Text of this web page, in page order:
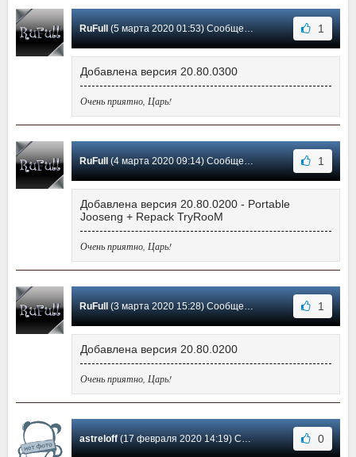
RuFull(5 марта 2020 01:53) Сообщение #594 1
Добавлена версия 20.80.0300
Очень приятно, Царь!
RuFull(4 марта 2020 09:14) Сообщение #593 1
Добавлена версия 20.80.0200 - Portable
Jooseng + Repack TryRooM
Очень приятно, Царь!
RuFull(3 марта 2020 15:28) Сообщение #592 1
Добавлена версия 20.80.0200
Очень приятно, Царь!
astreloff(17 февраля 2020 14:19) Сообщение #591 0